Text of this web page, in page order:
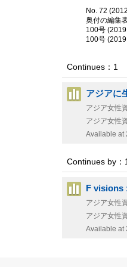
No. 72
奥付の編集
100号
100号
Continues：1
アジアに
アジア女性
アジア女性
Available at
Continues by：1
F visions
アジア女性
アジア女性
Available at